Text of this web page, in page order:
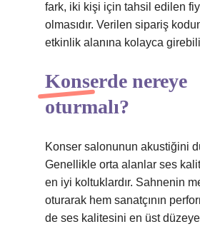
fark, iki kişi için tahsil edilen
olmasıdır. Verilen sipariş
etkinlik alanına kolayca
Konserde nereye
oturmalı?
Konser salonunun akustiğini
Genellikle orta alanlar ses
en iyi koltuklardır. Sahnenin
oturarak hem sanatçının
de ses kalitesini en üst düzeye